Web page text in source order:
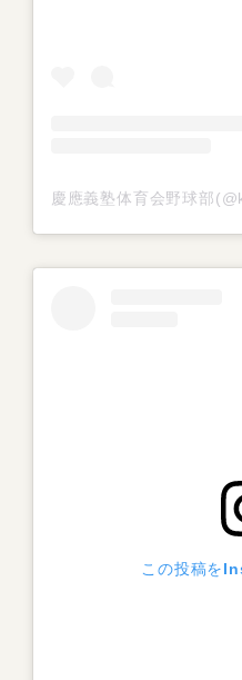
この投稿を